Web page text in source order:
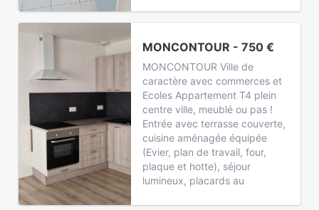
MONCONTOUR - 750 €
MONCONTOUR Ville de
caractère avec commerces et
Ecoles Appartement T4 plein
centre ville, meublé ou pas !
Entrée avec terrasse couverte,
cuisine aménagée équipée
(Evier, plan de travail, four,
plaque et hotte), séjour
lumineux, placards au